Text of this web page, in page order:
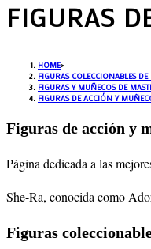
FIGURAS
HOME>
FIGURAS COLECCIONABLES
FIGURAS Y MUÑECOS DE
FIGURAS DE ACCIÓN Y
Figuras de acción y
Página dedicada a las
She-Ra, conocida como
Figuras